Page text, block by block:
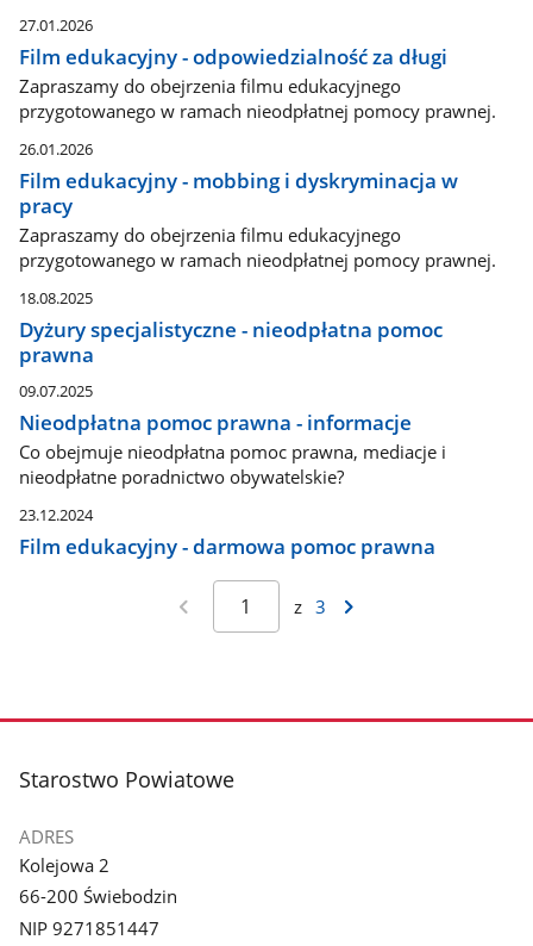
27.01.2026
Film edukacyjny - odpowiedzialność za długi
Zapraszamy do obejrzenia filmu edukacyjnego
przygotowanego w ramach nieodpłatnej pomocy prawnej.
26.01.2026
Film edukacyjny - mobbing i dyskryminacja w
pracy
Zapraszamy do obejrzenia filmu edukacyjnego
przygotowanego w ramach nieodpłatnej pomocy prawnej.
18.08.2025
Dyżury specjalistyczne - nieodpłatna pomoc
prawna
09.07.2025
Nieodpłatna pomoc prawna - informacje
Co obejmuje nieodpłatna pomoc prawna, mediacje i
nieodpłatne poradnictwo obywatelskie?
23.12.2024
Film edukacyjny - darmowa pomoc prawna
z 3
stopka
Starostwo Powiatowe
ADRES
Kolejowa 2
66-200 Świebodzin
NIP 9271851447